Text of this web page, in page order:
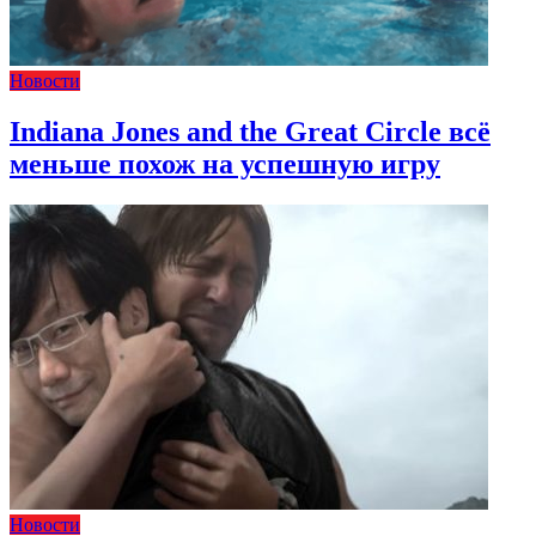
Новости
Indiana Jones and the Great Circle всё
меньше похож на успешную игру
Новости